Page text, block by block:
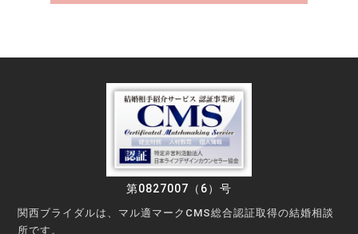
第0827007（6）号
関西ブライダルは、マル適マークCMS総合認証取得の結婚相談
所です。